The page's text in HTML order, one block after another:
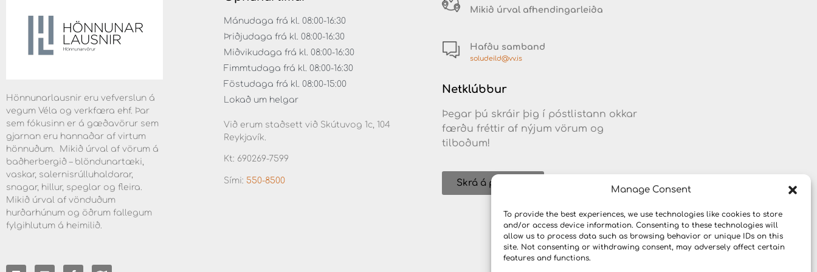
Manage Consent
To provide the best experiences, we use technologies like cookies to store
and/or access device information. Consenting to these technologies will
allow us to process data such as browsing behavior or unique IDs on this
site. Not consenting or withdrawing consent, may adversely affect certain
features and functions.
Hönnunarlausnir eru vefverslun á
vegum Véla og verkfæra ehf. Þar
sem fókusinn er á gæðavörur sem
gjarnan eru hannaðar af virtum
hönnuðum. Mikið úrval af vörum á
baðherbergið – blöndunartæki,
vaskar, salernisrúlluhaldarar,
snagar, hillur, speglar og fleira.
Mikið úrval af vönduðum
hurðarhúnum og öðrum fallegum
fylgihlutum á heimilið.
Mánudaga frá kl. 08:00-16:30
Þriðjudaga frá kl. 08:00-16:30
Miðvikudaga frá kl. 08:00-16:30
Fimmtudaga frá kl. 08:00-16:30
Föstudaga frá kl. 08:00-15:00
Lokað um helgar
Við erum staðsett við Skútuvog 1c, 104
Reykjavík.
Kt: 690269-7599
Sími: 550-8500
Mikið úrval afhendingarleiða
Hafðu samband
soludeild@vv.is
Netklúbbur
Þegar þú skráir þig í póstlistann okkar
færðu fréttir af nýjum vörum og
tilboðum!
Skrá á póstlista